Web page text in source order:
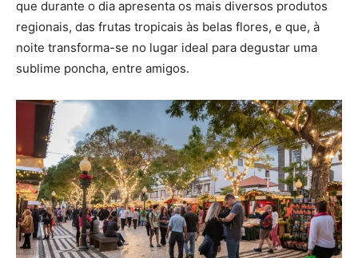
que durante o dia apresenta os mais diversos produtos
regionais, das frutas tropicais às belas flores, e que, à
noite transforma-se no lugar ideal para degustar uma
sublime poncha, entre amigos.